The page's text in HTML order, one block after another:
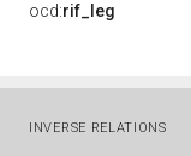
ocd:rif_leg
INVERSE RELATIONS